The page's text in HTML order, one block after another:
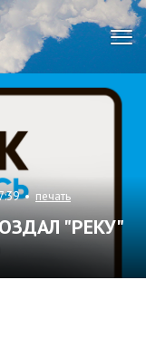
• печать
"РЕКУ"